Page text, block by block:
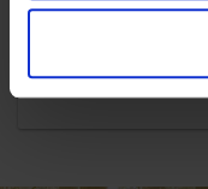
KUNDTJÄNST
info@ohlssons.se